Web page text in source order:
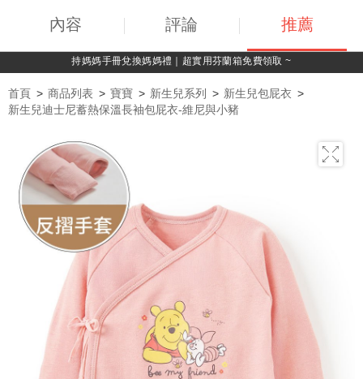
綁定LINE好友，500購物金立即折！
首頁 商品列表 寶寶 新生兒系列
新生兒包屁衣
新生兒迪士尼蓄熱保溫長袖包屁衣-維尼與小豬
內容 評論 推薦